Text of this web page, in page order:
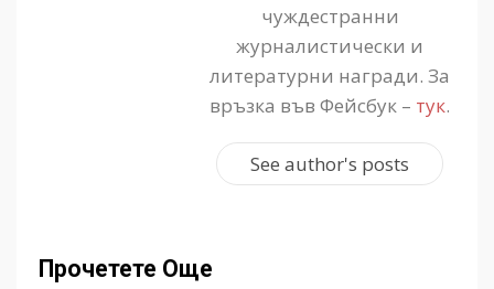
чуждестранни
журналистически и
литературни награди. За
връзка във Фейсбук – тук.
See author's posts
Прочетете Още